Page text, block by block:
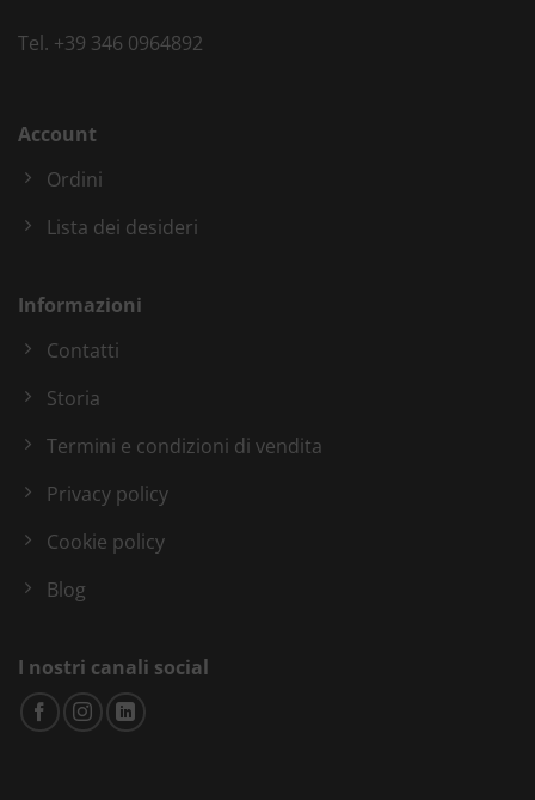
Tel. +39 346 0964892
Account
Ordini
Lista dei desideri
Informazioni
Contatti
Storia
Termini e condizioni di vendita
Privacy policy
Cookie policy
Blog
I nostri canali social